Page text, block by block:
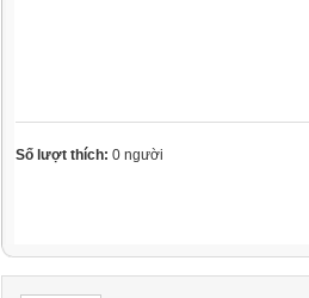
Số lượt thích: 0 người